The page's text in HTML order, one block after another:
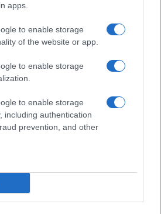
apps.
to enable storage
of the website or app.
to enable storage
to enable storage
including authentication
prevention, and other